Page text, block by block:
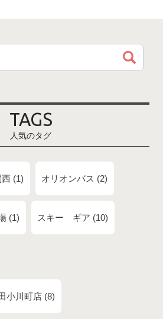
TAGS
人気のタグ
西 1 オリオンバス 2
1 スキー ギア 10
小川町店 8